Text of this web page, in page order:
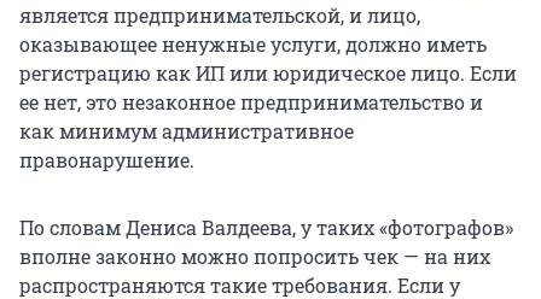
является предпринимательской, и лицо,
оказывающее ненужные услуги, должно иметь
регистрацию как ИП или юридическое лицо. Если
ее нет, это незаконное предпринимательство и
как минимум административное
правонарушение.
По словам Дениса Валдеева, у таких «фотографов»
вполне законно можно попросить чек — на них
распространяются такие требования. Если у